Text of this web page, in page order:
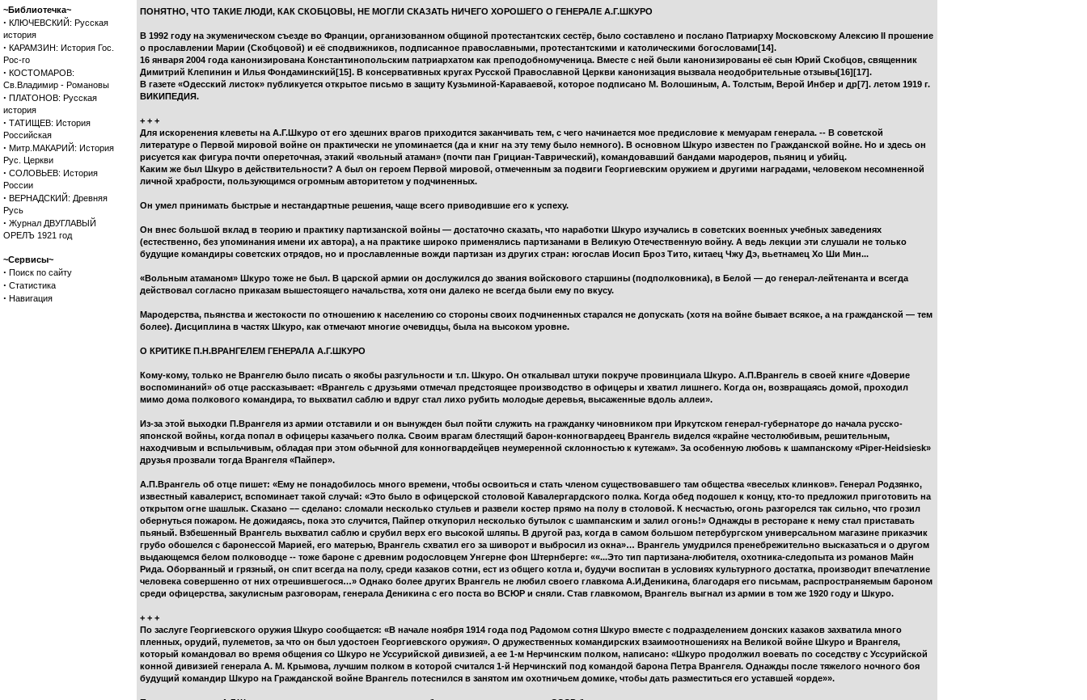
~Библиотечка~
· КЛЮЧЕВСКИЙ: Русская
история
· КАРАМЗИН: История Гос.
Рос-го
· КОСТОМАРОВ:
Св.Владимир - Романовы
· ПЛАТОНОВ: Русская
история
· ТАТИЩЕВ: История
Российская
· Митр.МАКАРИЙ: История
Рус. Церкви
· СОЛОВЬЕВ: История
России
· ВЕРНАДСКИЙ: Древняя
Русь
· Журнал ДВУГЛАВЫЙ
ОРЕЛЪ 1921 год
~Сервисы~
· Поиск по сайту
· Статистика
· Навигация
ПОНЯТНО, ЧТО ТАКИЕ ЛЮДИ, КАК СКОБЦОВЫ, НЕ МОГЛИ СКАЗАТЬ НИЧЕГО ХОРОШЕГО О ГЕНЕРАЛЕ А.Г.ШКУРО
В 1992 году на экуменическом съезде во Франции, организованном общиной протестантских сестёр, было составлено и послано Патриарху Московскому Алексию II прошение
о прославлении Марии (Скобцовой) и её сподвижников, подписанное православными, протестантскими и католическими богословами[14].
16 января 2004 года канонизирована Константинопольским патриархатом как преподобномученица. Вместе с ней были канонизированы её сын Юрий Скобцов, священник
Димитрий Клепинин и Илья Фондаминский[15]. В консервативных кругах Русской Православной Церкви канонизация вызвала неодобрительные отзывы[16][17].
В газете «Одесский листок» публикуется открытое письмо в защиту Кузьминой-Караваевой, которое подписано М. Волошиным, А. Толстым, Верой Инбер и др[7]. летом 1919 г.
ВИКИПЕДИЯ.
+ + +
Для искоренения клеветы на А.Г.Шкуро от его здешних врагов приходится заканчивать тем, с чего начинается мое предисловие к мемуарам генерала. -- В советской
литературе о Первой мировой войне он практически не упоминается (да и книг на эту тему было немного). В основном Шкуро известен по Гражданской войне. Но и здесь он
рисуется как фигура почти опереточная, этакий «вольный атаман» (почти пан Грициан-Таврический), командовавший бандами мародеров, пьяниц и убийц.
Каким же был Шкуро в действительности? А был он героем Первой мировой, отмеченным за подвиги Георгиевским оружием и другими наградами, человеком несомненной
личной храбрости, пользующимся огромным авторитетом у подчиненных.
Он умел принимать быстрые и нестандартные решения, чаще всего приводившие его к успеху.
Он внес большой вклад в теорию и практику партизанской войны — достаточно сказать, что наработки Шкуро изучались в советских военных учебных заведениях
(естественно, без упоминания имени их автора), а на практике широко применялись партизанами в Великую Отечественную войну. А ведь лекции эти слушали не только
будущие командиры советских отрядов, но и прославленные вожди партизан из других стран: югослав Иосип Броз Тито, китаец Чжу Дэ, вьетнамец Хо Ши Мин...
«Вольным атаманом» Шкуро тоже не был. В царской армии он дослужился до звания войскового старшины (подполковника), в Белой — до генерал-лейтенанта и всегда
действовал согласно приказам вышестоящего начальства, хотя они далеко не всегда были ему по вкусу.
Мародерства, пьянства и жестокости по отношению к населению со стороны своих подчиненных старался не допускать (хотя на войне бывает всякое, а на гражданской — тем
более). Дисциплина в частях Шкуро, как отмечают многие очевидцы, была на высоком уровне.
О КРИТИКЕ П.Н.ВРАНГЕЛЕМ ГЕНЕРАЛА А.Г.ШКУРО
Кому-кому, только не Врангелю было писать о якобы разгульности и т.п. Шкуро. Он откалывал штуки покруче провинциала Шкуро. А.П.Врангель в своей книге «Доверие
воспоминаний» об отце рассказывает: «Врангель с друзьями отмечал предстоящее производство в офицеры и хватил лишнего. Когда он, возвращаясь домой, проходил
мимо дома полкового командира, то выхватил саблю и вдруг стал лихо рубить молодые деревья, высаженные вдоль аллеи».
Из-за этой выходки П.Врангеля из армии отставили и он вынужден был пойти служить на гражданку чиновником при Иркутском генерал-губернаторе до начала русско-
японской войны, когда попал в офицеры казачьего полка. Своим врагам блестящий барон-конногвардеец Врангель виделся «крайне честолюбивым, решительным,
находчивым и вспыльчивым, обладая при этом обычной для конногвардейцев неумеренной склонностью к кутежам». За особенную любовь к шампанскому «Piper-Heidsiesk»
друзья прозвали тогда Врангеля «Пайпер».
А.П.Врангель об отце пишет: «Ему не понадобилось много времени, чтобы освоиться и стать членом существовавшего там общества «веселых клинков». Генерал Родзянко,
известный кавалерист, вспоминает такой случай: «Это было в офицерской столовой Кавалергардского полка. Когда обед подошел к концу, кто-то предложил приготовить на
открытом огне шашлык. Сказано –– сделано: сломали несколько стульев и развели костер прямо на полу в столовой. К несчастью, огонь разгорелся так сильно, что грозил
обернуться пожаром. Не дожидаясь, пока это случится, Пайпер откупорил несколько бутылок с шампанским и залил огонь!» Однажды в ресторане к нему стал приставать
пьяный. Взбешенный Врангель выхватил саблю и срубил верх его высокой шляпы. В другой раз, когда в самом большом петербургском универсальном магазине приказчик
грубо обошелся с баронессой Марией, его матерью, Врангель схватил его за шиворот и выбросил из окна»… Врангель умудрился пренебрежительно высказаться и о другом
выдающемся белом полководце -- тоже бароне с древним родословцем Унгерне фон Штернберге: ««...Это тип партизана-любителя, охотника-следопыта из романов Майн
Рида. Оборванный и грязный, он спит всегда на полу, среди казаков сотни, ест из общего котла и, будучи воспитан в условиях культурного достатка, производит впечатление
человека совершенно от них отрешившегося…» Однако более других Врангель не любил своего главкома А.И,Деникина, благодаря его письмам, распространяемым бароном
среди офицерства, закулисным разговорам, генерала Деникина с его поста во ВСЮР и сняли. Став главкомом, Врангель выгнал из армии в том же 1920 году и Шкуро.
+ + +
По заслуге Георгиевского оружия Шкуро сообщается: «В начале ноября 1914 года под Радомом сотня Шкуро вместе с подразделением донских казаков захватила много
пленных, орудий, пулеметов, за что он был удостоен Георгиевского оружия». О дружественных командирских взаимоотношениях на Великой войне Шкуро и Врангеля,
который командовал во время общения со Шкуро не Уссурийской дивизией, а ее 1-м Нерчинским полком, написано: «Шкуро продолжил воевать по соседству с Уссурийской
конной дивизией генерала А. М. Крымова, лучшим полком в которой считался 1-й Нерчинский под командой барона Петра Врангеля. Однажды после тяжелого ночного боя
будущий командир Шкуро на Гражданской войне Врангель потеснился в занятом им охотничьем домике, чтобы дать разместиться его уставшей «орде»».